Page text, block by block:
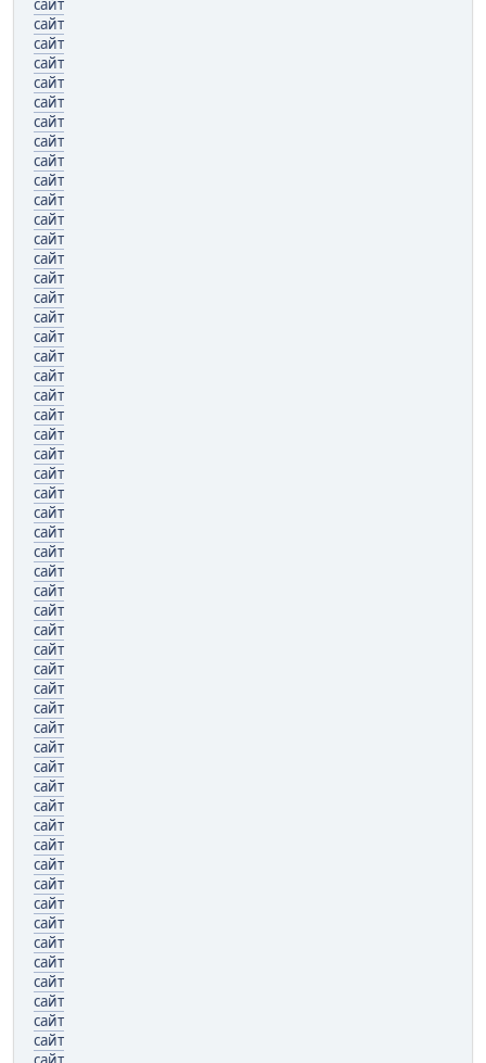
сайт
сайт
сайт
сайт
сайт
сайт
сайт
сайт
сайт
сайт
сайт
сайт
сайт
сайт
сайт
сайт
сайт
сайт
сайт
сайт
сайт
сайт
сайт
сайт
сайт
сайт
сайт
сайт
сайт
сайт
сайт
сайт
сайт
сайт
сайт
сайт
сайт
сайт
сайт
сайт
сайт
сайт
сайт
сайт
сайт
сайт
сайт
сайт
сайт
сайт
сайт
сайт
сайт
сайт